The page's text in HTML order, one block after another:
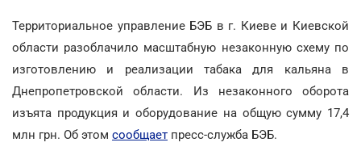
Территориальное управление БЭБ в г. Киеве и Киевской
области разоблачило масштабную незаконную схему по
изготовлению и реализации табака для кальяна в
Днепропетровской области. Из незаконного оборота
изъята продукция и оборудование на общую сумму 17,4
млн грн. Об этом сообщает пресс-служба БЭБ.